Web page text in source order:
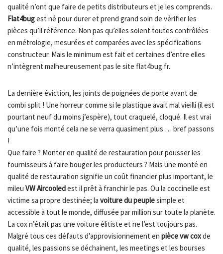
qualité n’ont que faire de petits distributeurs et je les comprends.
Flat4bugest né pour durer et prend grand soin de vérifier les
pièces qu’il référence. Non pas qu’elles soient toutes contrôlées
en métrologie, mesurées et comparées avec les spécifications
constructeur. Mais le minimum est fait et certaines d’entre elles
n’intègrent malheureusement pas le site flat4bug.fr.
La dernière éviction, les joints de poignées de porte avant de
combi split ! Une horreur comme si le plastique avait mal vieilli (il est
pourtant neuf du moins j’espère), tout craquelé, cloqué. Il est vrai
qu’une fois monté cela ne se verra quasiment plus … bref passons
!
Que faire ? Monter en qualité de restauration pour pousser les
fournisseurs à faire bouger les producteurs ? Mais une monté en
qualité de restauration signifie un coût financier plus important, le
mileu VW Aircooledest il prêt à franchir le pas. Ou la coccinelle est
victime sa propre destinée; la voiture du peuplesimple et
accessible à tout le monde, diffusée par million sur toute la planète.
La cox n’était pas une voiture élitiste et ne l’est toujours pas.
Malgré tous ces défauts d’approvisionnement en pièce vw coxde
qualité, les passions se déchainent, les meetings et les bourses